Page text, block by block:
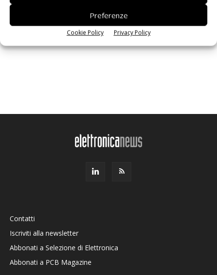
Preferenze
Cookie Policy Privacy Policy
ISCRIVITI ALLA NEWSLETTER
Contatti
Iscriviti alla newsletter
Abbonati a Selezione di Elettronica
Abbonati a PCB Magazine